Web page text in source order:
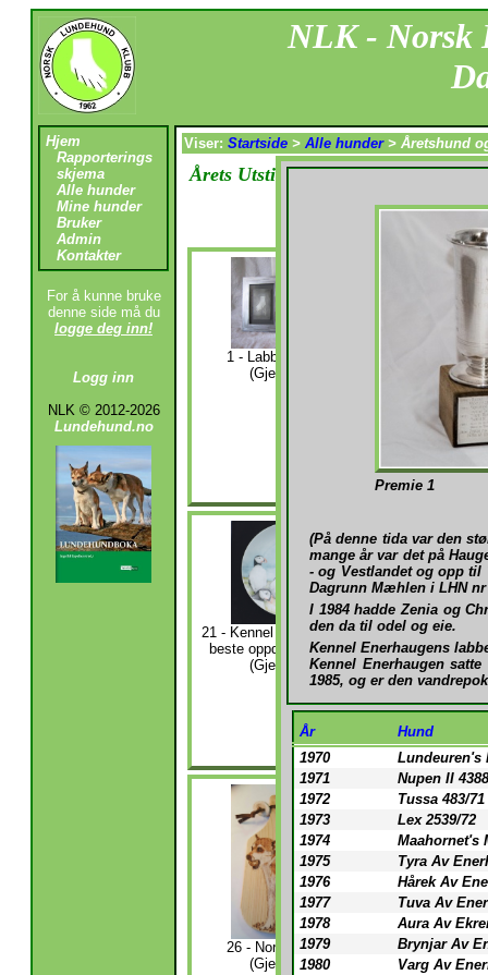
NLK - Norsk
Hjem
Rapporterings
skjema
Alle hunder
Mine hunder
Bruker
Admin
Kontakter
For å kunne bruke
denne side må du
logge deg inn!
Logg inn
NLK © 2012-2026
Lundehund.no
Viser: Startside > Alle hunder> Åretshund
Årets Utstillingshund - Årets
1 - Labbepokalen -
(Gjeldende)
11 - Til
av beste
21 - Kennel Enerhaugen til
beste oppdretterklasse -
(Gjeldende)
hund -
26 - Nordnorsken -
(Gjeldende)
27 - BIM
Premie 1
(På denne tida var den
mange år var det på
- og Vestlandet og opp til
Dagrunn Mæhlen i LHN
I 1984 hadde Zenia og
den da til odel og eie.
Kennel Enerhaugens
Kennel Enerhaugen
1985, og er den
År
Hund
1970
Lundeuren's
1971
Nupen II
1972
Tussa 483/71
1973
Lex 2539/72
1974
Maahornet's
1975
Tyra Av
1976
Hårek Av
1977
Tuva Av
1978
Aura Av
1979
Brynjar Av
1980
Varg Av